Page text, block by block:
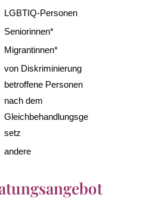
LGBTIQ-Personen
Seniorinnen*
Migrantinnen*
von Diskriminierung
betroffene Personen
nach dem
Gleichbehandlungsge
setz
andere